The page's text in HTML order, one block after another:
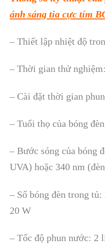
ánh sáng tia cực tím
– Thiết lập nhiệt độ
– Thời gian thử
– Cài đặt thời gian
– Tuổi thọ của bóng
– Bước sóng của bóng
UVA) hoặc 340 nm
– Số bóng đèn trong
20 W
– Tốc độ phun nước: 2